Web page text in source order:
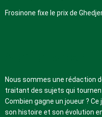
Frosinone fixe le prix de
Nous sommes une rédaction
traitant des sujets qui
Combien gagne un joueur ?
son histoire et son évolution